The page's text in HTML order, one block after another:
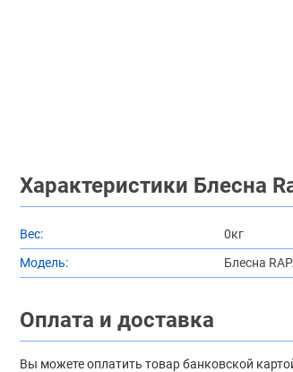
Характеристики Блесна
Вес: 0кг
Модель:
Блесна
Оплата и доставка
Вы можете оплатить товар банковской